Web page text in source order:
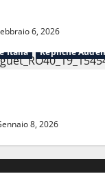
6, 2026
Italia
Repliche
8, 2026